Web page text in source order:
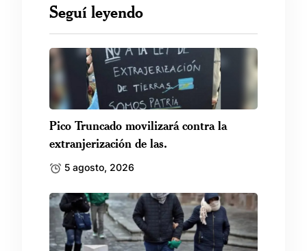
Seguí leyendo
Pico Truncado movilizará contra la
extranjerización de las.
5 agosto, 2026